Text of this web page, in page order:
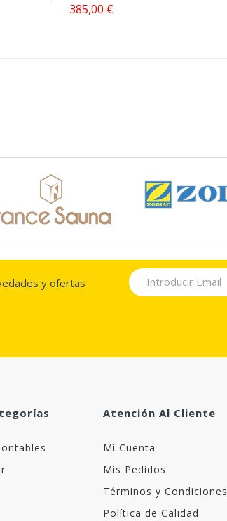
385,00 €
y ofertas
Atención Al Cliente
Mi Cuenta
Mis Pedidos
Términos y Condiciones
Política de Calidad